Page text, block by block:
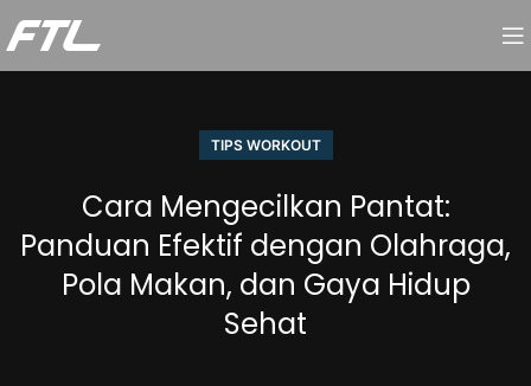
TIPS WORKOUT
Cara Mengecilkan Pantat:
Panduan Efektif dengan Olahraga,
Pola Makan, dan Gaya Hidup
Sehat